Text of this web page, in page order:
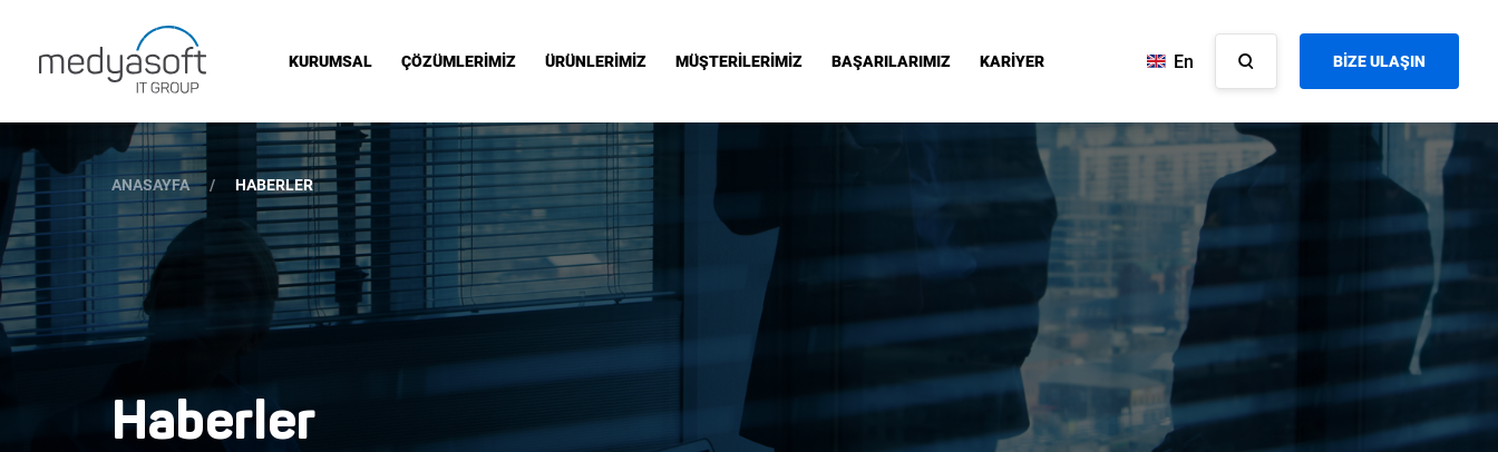
KURUMSAL ÇÖZÜMLERİMİZ ÜRÜNLERİMİZ MÜŞTERİLERİMİZ BAŞARILARIMIZ KARİYER En BİZE ULAŞIN
ANASAYFA HABERLER
Haberler